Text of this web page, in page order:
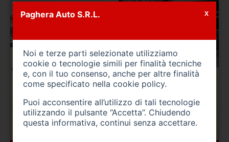
Paghera Auto S.R.L.
Noi e terze parti selezionate utilizziamo
cookie o tecnologie simili per finalità tecniche
e, con il tuo consenso, anche per altre finalità
come specificato nella cookie policy.
Puoi acconsentire all’utilizzo di tali tecnologie
utilizzando il pulsante “Accetta”. Chiudendo
questa informativa, continui senza accettare.
X